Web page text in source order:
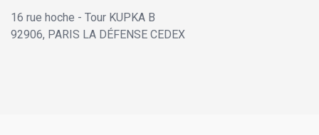
16 rue hoche - Tour KUPKA B
92906, PARIS LA DÉFENSE CEDEX